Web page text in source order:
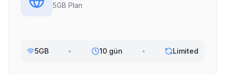
5GB Plan
5GB • 10 gün • Limited